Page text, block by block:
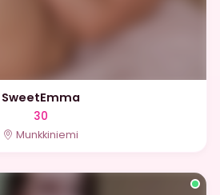
SweetEmma
30
Munkkiniemi